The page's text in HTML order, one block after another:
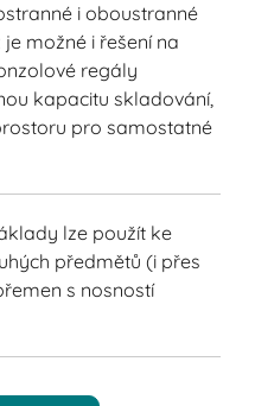
i oboustranné
možné i řešení na
regály
kapacitu skladování,
pro samostatné
lze použít ke
předmětů (i přes
s nosností